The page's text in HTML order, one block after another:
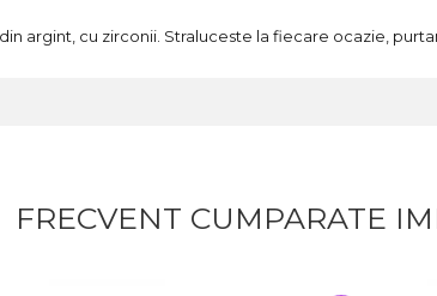
argint, cu zirconii. Straluceste la fiecare ocazie,
FRECVENT CUMPARATE